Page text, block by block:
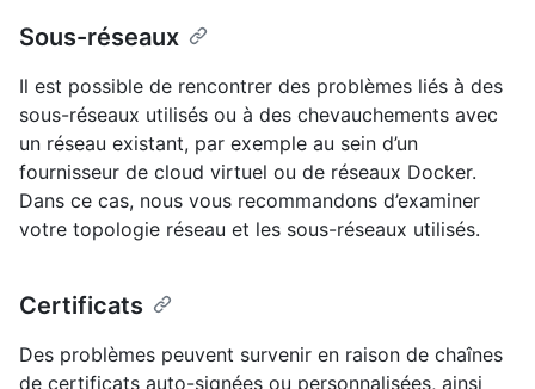
Sous-réseaux
Il est possible de rencontrer des problèmes liés à des
sous-réseaux utilisés ou à des chevauchements avec
un réseau existant, par exemple au sein d’un
fournisseur de cloud virtuel ou de réseaux Docker.
Dans ce cas, nous vous recommandons d’examiner
votre topologie réseau et les sous-réseaux utilisés.
Certificats
Des problèmes peuvent survenir en raison de chaînes
de certificats auto-signées ou personnalisées, ainsi